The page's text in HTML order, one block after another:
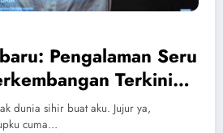
Pengalaman Seru
Terkini
Makin Gampang
dunia sihir buat aku. Jujur ya,
cuma…